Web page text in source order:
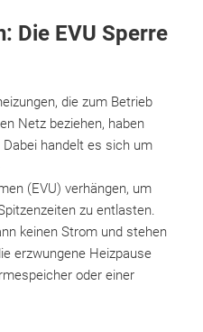
Die EVU Sperre
die zum Betrieb
Netz beziehen, haben
Dabei handelt es sich um
(EVU) verhängen, um
zu entlasten.
keinen Strom und stehen
erzwungene Heizpause
oder einer